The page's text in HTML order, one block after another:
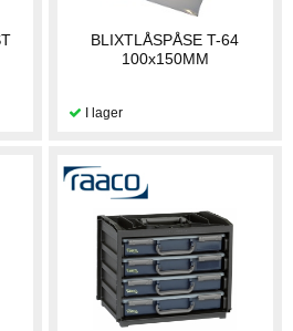
BLIXTLÅSPÅSE T-64
100x150MM